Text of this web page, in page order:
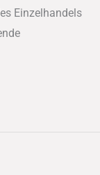
Einzelhandels